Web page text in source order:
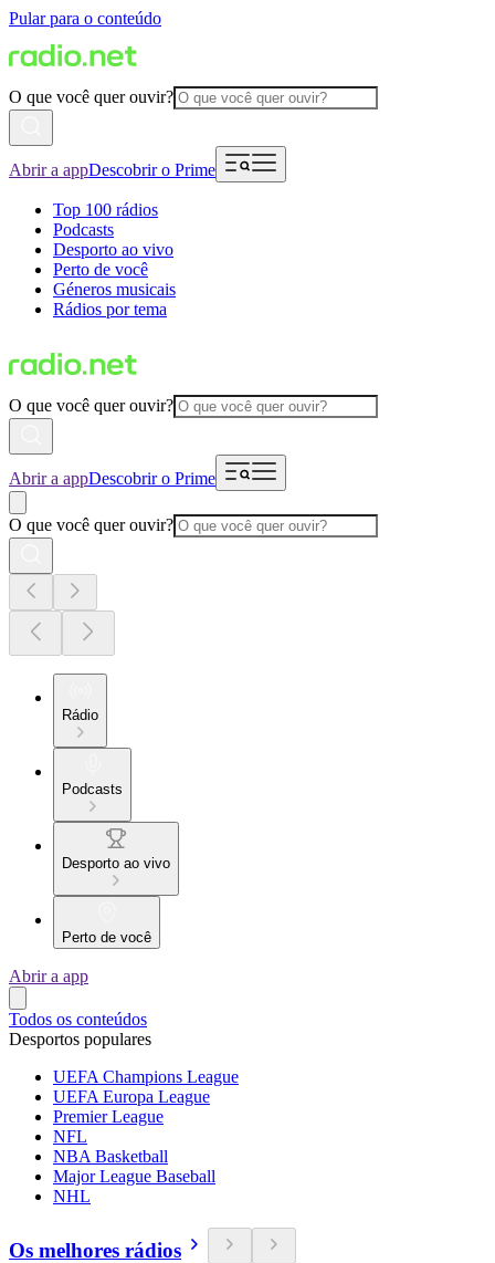
Pular para o conteúdo
O que você quer ouvir?
Abrir a appDescobrir o Prime
Top 100 rádios
Podcasts
Desporto ao vivo
Perto de você
Géneros musicais
Rádios por tema
O que você quer ouvir?
Abrir a appDescobrir o Prime
O que você quer ouvir?
Rádio
Podcasts
Desporto ao vivo
Perto de você
Abrir a app
Todos os conteúdos
Desportos populares
UEFA Champions League
UEFA Europa League
Premier League
NFL
NBA Basketball
Major League Baseball
NHL
Os melhores rádios